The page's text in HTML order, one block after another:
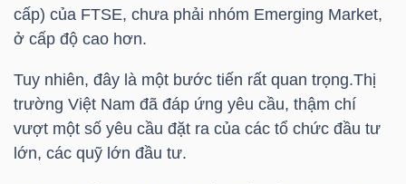
cấp) của FTSE, chưa phải nhóm Emerging Market,
ở cấp độ cao hơn.
Tuy nhiên, đây là một bước tiến rất quan trọng.Thị
trường Việt Nam đã đáp ứng yêu cầu, thậm chí
vượt một số yêu cầu đặt ra của các tổ chức đầu tư
lớn, các quỹ lớn đầu tư.
VIETSTOCKFINANCE
VĨ
MÔ